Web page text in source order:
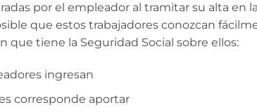
por el empleador al tramitar su alta en
que estos trabajadores conozcan
que tiene la Seguridad Social sobre ellos:
ingresan
corresponde aportar